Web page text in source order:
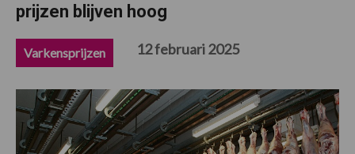
prijzen blijven hoog
Varkensprijzen 12 februari 2025